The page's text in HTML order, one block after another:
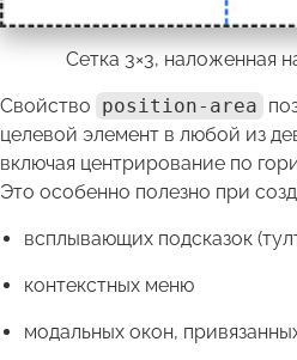
Сетка 3×3, наложенная
Свойство position-area
целевой элемент в любой из
включая центрирование по
Это особенно полезно при
всплывающих подсказок
контекстных меню
модальных окон,